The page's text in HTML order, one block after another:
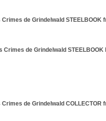
de Grindelwald STEELBOOK
de Grindelwald STEELBOOK
de Grindelwald COLLECTOR